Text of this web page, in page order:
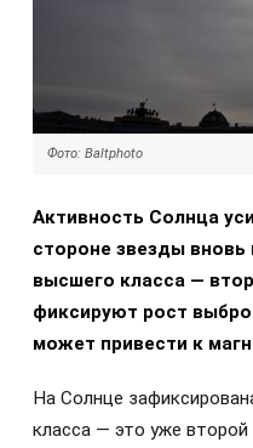
Фото: Baltphoto
Активность Солнца
стороне звезды
высшего класса —
фиксируют рост
может привести к
На Солнце
класса — это уже второй